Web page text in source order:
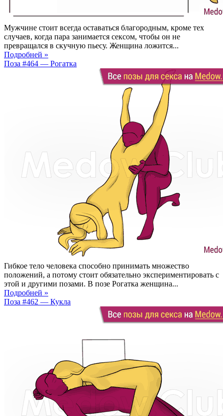
Мужчине стоит всегда оставаться благородным, кроме тех
случаев, когда пара занимается сексом, чтобы он не
превращался в скучную пьесу. Женщина ложится...
Подробней »
Поза #464 — Рогатка
Гибкое тело человека способно принимать множество
положений, а потому стоит обязательно экспериментировать с
этой и другими позами. В позе Рогатка женщина...
Подробней »
Поза #462 — Кукла